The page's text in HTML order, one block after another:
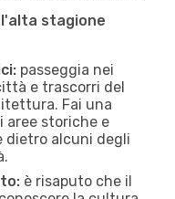
stagione
passeggia nei
e trascorri del
Fai una
aree storiche e
dietro alcuni degli
è risaputo che il